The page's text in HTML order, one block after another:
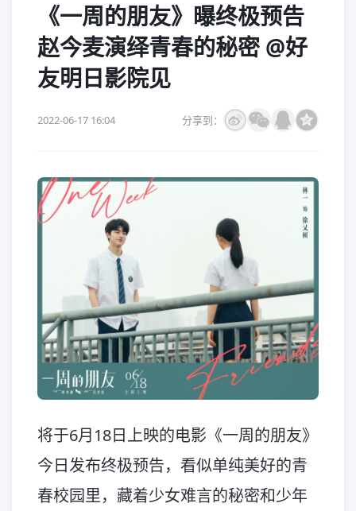
《一周的朋友》曝终极预告
赵今麦演绎青春的秘密 @好
友明日影院见
2022-06-17 16:04 分享到：
将于6月18日上映的电影《一周的朋友》
今日发布终极预告，看似单纯美好的青
春校园里，藏着少女难言的秘密和少年